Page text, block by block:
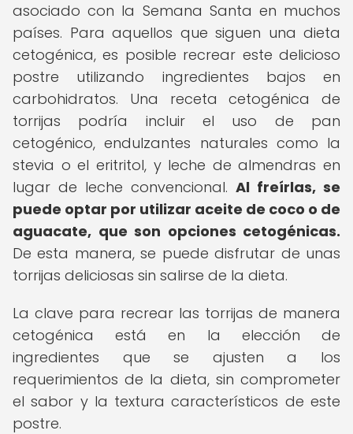
asociado con la Semana Santa en muchos
países. Para aquellos que siguen una dieta
cetogénica, es posible recrear este delicioso
postre utilizando ingredientes bajos en
carbohidratos. Una receta cetogénica de
torrijas podría incluir el uso de pan
cetogénico, endulzantes naturales como la
stevia o el eritritol, y leche de almendras en
lugar de leche convencional. Al freírlas, se
puede optar por utilizar aceite de coco o de
aguacate, que son opciones cetogénicas.
De esta manera, se puede disfrutar de unas
torrijas deliciosas sin salirse de la dieta.
La clave para recrear las torrijas de manera
cetogénica está en la elección de
ingredientes que se ajusten a los
requerimientos de la dieta, sin comprometer
el sabor y la textura característicos de este
postre.